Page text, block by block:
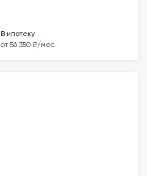
В ипотеку
от 56 350 ₽/мес.